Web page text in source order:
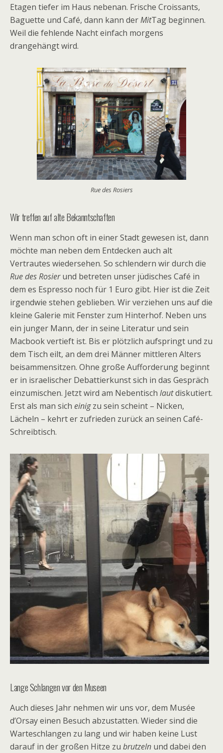
Etagen tiefer im Haus nebenan. Frische Croissants,
Baguette und Café, dann kann derMitTag beginnen.
Weil die fehlende Nacht einfach morgens
drangehängt wird.
Rue des Rosiers
Wir treffen auf alte Bekanntschaften
Wenn man schon oft in einer Stadt gewesen ist, dann
möchte man neben dem Entdecken auch alt
Vertrautes wiedersehen. So schlendern wir durch die
Rue des Rosierund betreten unser jüdisches Café in
dem es Espresso noch für 1 Euro gibt. Hier ist die Zeit
irgendwie stehen geblieben. Wir verziehen uns auf die
kleine Galerie mit Fenster zum Hinterhof. Neben uns
ein junger Mann, der in seine Literatur und sein
Macbook vertieft ist. Bis er plötzlich aufspringt und zu
dem Tisch eilt, an dem drei Männer mittleren Alters
beisammensitzen. Ohne große Aufforderung beginnt
er in israelischer Debattierkunst sich in das Gespräch
einzumischen. Jetzt wird am Nebentisch lautdiskutiert.
Erst als man sich einigzu sein scheint – Nicken,
Lächeln – kehrt er zufrieden zurück an seinen Café-
Schreibtisch.
Lange Schlangen vor den Museen
Auch dieses Jahr nehmen wir uns vor, dem Musée
d’Orsay einen Besuch abzustatten. Wieder sind die
Warteschlangen zu lang und wir haben keine Lust
darauf in der großen Hitze zu brutzeln und dabei den